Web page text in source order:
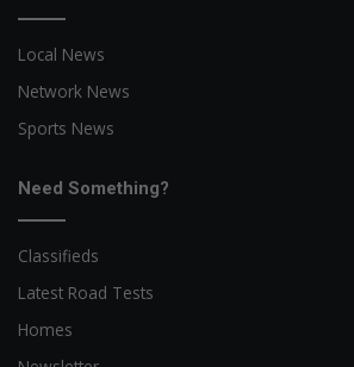
Local News
Network News
Sports News
Need Something?
Classifieds
Latest Road Tests
Homes